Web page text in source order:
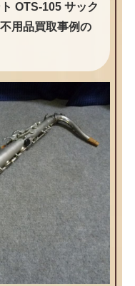
OTS-105 サック
用品買取事例の